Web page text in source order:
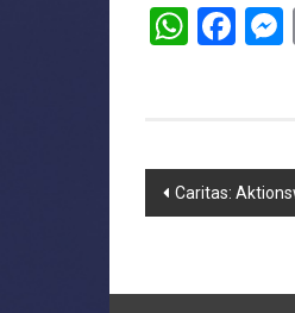
Caritas: